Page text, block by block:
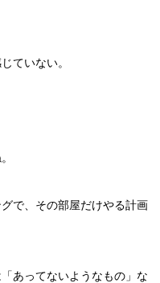
ていない。
で、その部屋だけやる計画
あってないようなもの」な